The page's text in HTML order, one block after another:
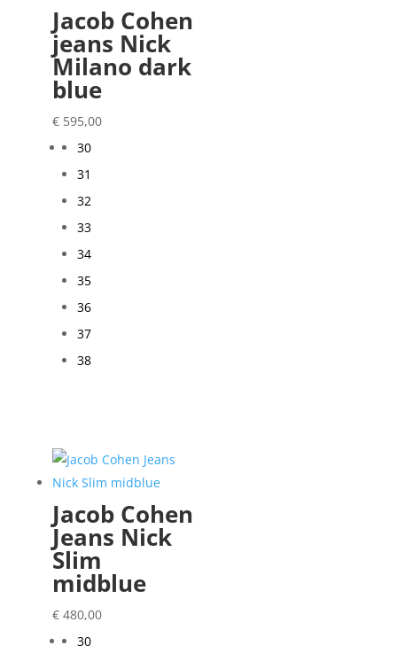
Jacob Cohen
jeans Nick
Milano dark
blue
€595,00
30
31
32
33
34
35
36
37
38
Jacob Cohen
Jeans Nick
Slim
midblue
€480,00
30